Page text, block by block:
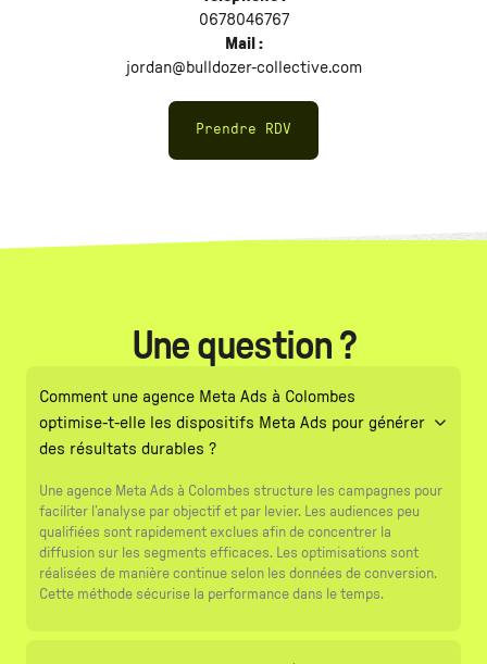
0678046767
Mail :
jordan@bulldozer-collective.com
Prendre RDV
Une question ?
Comment une agence Meta Ads à Colombes
optimise-t-elle les dispositifs Meta Ads pour générer
des résultats durables ?
Une agence Meta Ads à Colombes structure les campagnes pour
faciliter l’analyse par objectif et par levier. Les audiences peu
qualifiées sont rapidement exclues afin de concentrer la
diffusion sur les segments efficaces. Les optimisations sont
réalisées de manière continue selon les données de conversion.
Cette méthode sécurise la performance dans le temps.